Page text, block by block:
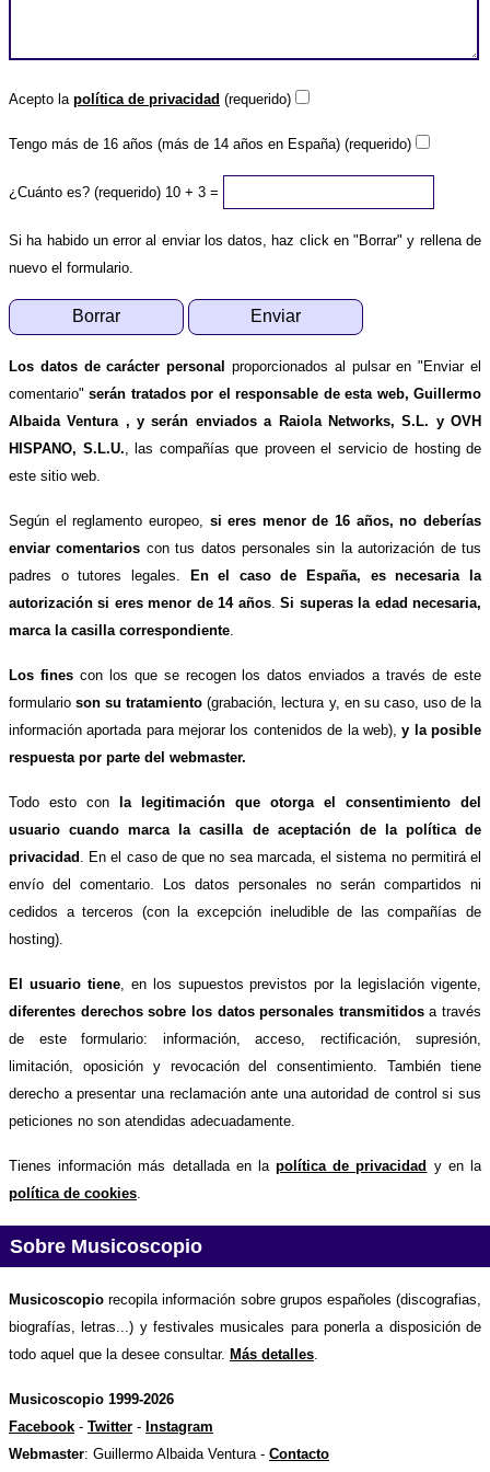
Acepto la política de privacidad (requerido)
Tengo más de 16 años (más de 14 años en España) (requerido)
¿Cuánto es? (requerido) 10 + 3 =
Si ha habido un error al enviar los datos, haz click en "Borrar" y rellena de
nuevo el formulario.
Los datos de carácter personal
proporcionados al pulsar en "Enviar el
comentario"serán tratados por el responsable de esta web, Guillermo
Albaida Ventura , y serán enviados a Raiola Networks, S.L. y OVH
HISPANO, S.L.U. , las compañías que proveen el servicio de hosting de
este sitio web.
Según el reglamento europeo, si eres menor de 16 años, no deberías
enviar comentarios con tus datos personales sin la autorización de tus
padres o tutores legales.
En el caso de España, es necesaria la
autorización si eres menor de 14 años.Si superas la edad necesaria,
marca la casilla correspondiente
Los finescon los que se recogen los datos enviados a través de este
formularioson su tratamiento (grabación, lectura y, en su caso, uso de la
información aportada para mejorar los contenidos de la web),y la posible
respuesta por parte del webmaster.
Todo esto con
la legitimación que otorga el consentimiento del
usuario cuando marca la casilla de aceptación de la política de
privacidad
. En el caso de que no sea marcada, el sistema no permitirá el
envío del comentario. Los datos personales no serán compartidos ni
cedidos a terceros (con la excepción ineludible de las compañías de
hosting).
El usuario tiene, en los supuestos previstos por la legislación vigente,
diferentes derechos sobre los datos personales transmitidosa través
de este formulario: información, acceso, rectificación, supresión,
limitación, oposición y revocación del consentimiento. También tiene
derecho a presentar una reclamación ante una autoridad de control si sus
peticiones no son atendidas adecuadamente.
Tienes información más detallada en lapolítica de privacidad y en la
política de cookies
Sobre Musicoscopio
Musicoscopio recopila información sobre grupos españoles (discografias,
biografías, letras...) y festivales musicales para ponerla a disposición de
todo aquel que la desee consultar. Más detalles.
Musicoscopio 1999-2026
Facebook - Twitter - Instagram
Webmaster: Guillermo Albaida Ventura - Contacto